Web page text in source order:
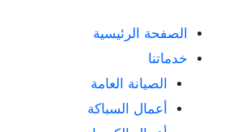
الصفحة الرئيسية
خدماتنا
الصيانة العامة
أعمال السباكة